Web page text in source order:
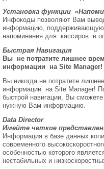
Установка функции
Инфокоды позволяют Вам
информацию, поддерживающую
напоминания для кассиров в
Быстрая Навигация
Вы не потратите лишнее
информации на Site Manager!
Вы никогда не потратите
информации на Site Manager!
быстрой навигации, Вы
нужную Вам информацию.
Data Director
Имейте четкое
Информация в базе данных
современного
особенностью которого
нестабильных и